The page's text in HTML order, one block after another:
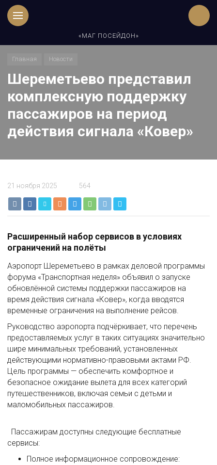
«МАГ ПОСЕЙДОН»
Главная Новости
Шереметьево представил
комплексную поддержку
пассажиров на период
действия сигнала «Ковер»
21 ноября 2025 564
Расширенный набор сервисов в условиях
ограничений на полёты
Аэропорт Шереметьево в рамках деловой программы
форума «Транспортная неделя» объявил о запуске
обновлённой системы поддержки пассажиров на
время действия сигнала «Ковер», когда вводятся
временные ограничения на выполнение рейсов.
Руководство аэропорта подчёркивает, что перечень
предоставляемых услуг в таких ситуациях значительно
шире минимальных требований, установленных
действующими нормативно-правовыми актами РФ.
Цель программы — обеспечить комфортное и
безопасное ожидание вылета для всех категорий
путешественников, включая семьи с детьми и
маломобильных пассажиров.
Пассажирам доступны следующие бесплатные
сервисы:
Полное информационное сопровождение: